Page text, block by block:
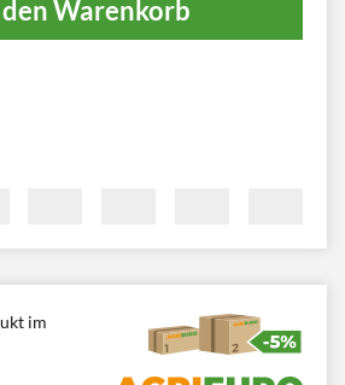
Warenkorb
im